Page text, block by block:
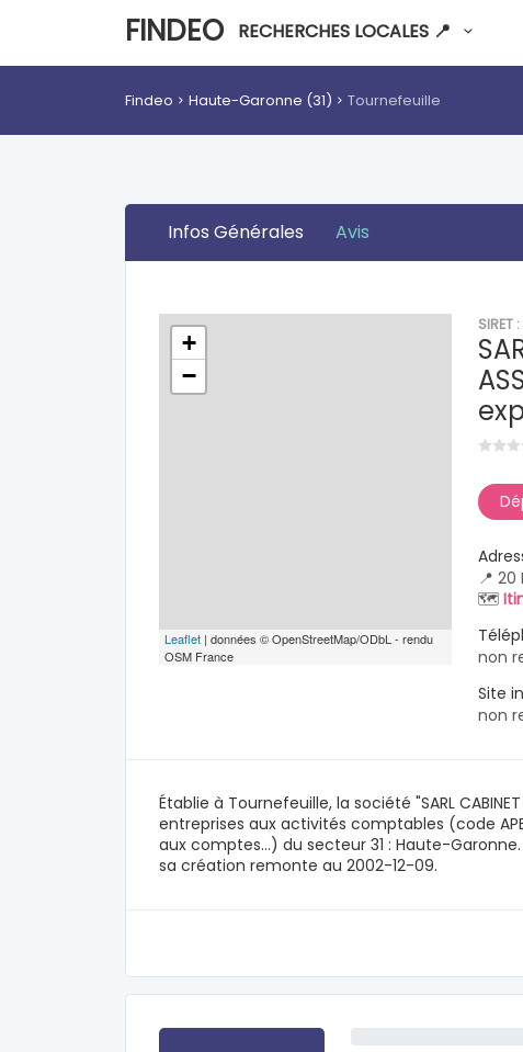
FINDEO RECHERCHES LOCALES 📍
Findeo Haute-Garonne (31) Tournefeuille
Infos Générales Avis
+
−
Leaflet | données © OpenStreetMap/ODbL - rendu
OSM France
SIRET
📍 20
🗺️
non
Site
non
Établie à Tournefeuille, la société "SARL
entreprises aux activités comptables (code
aux comptes...) du secteur 31 : Haute-
sa création remonte au 2002-12-09.